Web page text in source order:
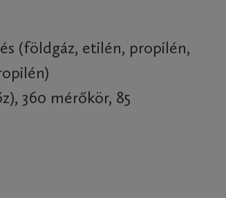
(földgáz, etilén, propilén,
360 mérőkör, 85